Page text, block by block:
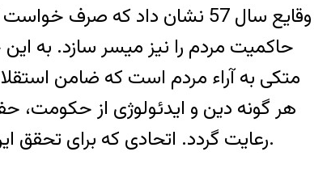
وقایع سال 57 نشان داد که
حاکمیت مردم را نیز میسر سازد. به
متکی به آراء مردم است که ضامن
هر گونه دین و ایدئولوژی از
رعایت گردد. اتحادی که برای تحقق این هدف دنبال می شود عملا در پی جلب پشتیبانی طبقات بیشتری از مردم و فعالان سیاسی خواهد بود.